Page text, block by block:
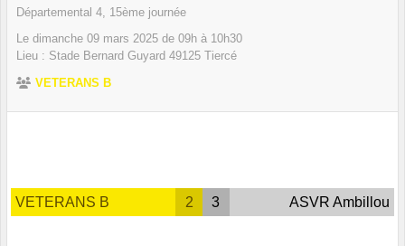
Départemental 4, 15ème journée
Le dimanche 09 mars 2025 de 09h à 10h30
Lieu : Stade Bernard Guyard 49125 Tiercé
VETERANS B
VETERANS B 2 3 ASVR Ambillou